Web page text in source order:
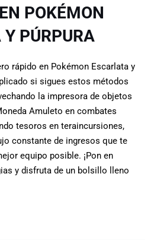
POKÉMON
PÚRPURA
rápido en Pokémon Escarlata y
si sigues estos métodos
la impresora de objetos
Amuleto en combates
tesoros en teraincursiones,
constante de ingresos que te
equipo posible. ¡Pon en
y disfruta de un bolsillo lleno